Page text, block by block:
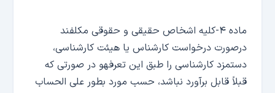
ماده ۴-کلیه اشخاص حقیقی و حقوقی مکلفند
درصورت درخواست کارشناس یا هیئت کارشناسی،
دستمزد کارشناسی را طبق این تعرفهو در صورتی که
قبلاً قابل برآورد نباشد، حسب مورد بطور علی الحساب